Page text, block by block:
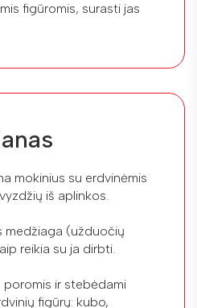
figūromis, surasti jas
mokinius su erdvinėmis
iš aplinkos.
medžiaga (užduočių
reikia su ja dirbti.
poromis ir stebėdami
figūrų: kubo,